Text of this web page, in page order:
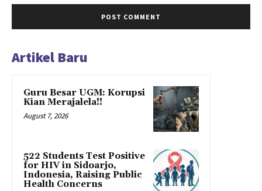
Artikel Baru
Guru Besar UGM: Korupsi
Kian Merajalela!!
August 7, 2026
522 Students Test Positive
for HIV in Sidoarjo,
Indonesia, Raising Public
Health Concerns